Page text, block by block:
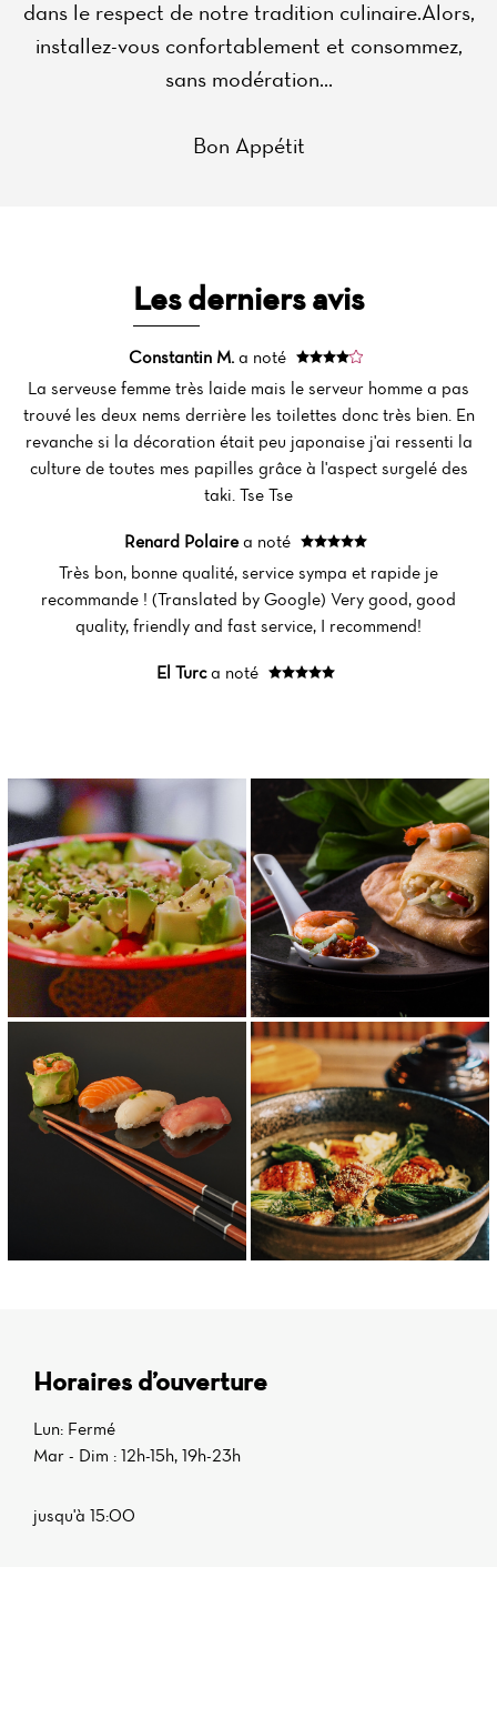
dans le respect de notre tradition culinaire.Alors,
installez-vous confortablement et consommez,
sans modération...
Bon Appétit
Les derniers avis
Constantin M. a noté
La serveuse femme très laide mais le serveur homme a pas
trouvé les deux nems derrière les toilettes donc très bien. En
revanche si la décoration était peu japonaise j'ai ressenti la
culture de toutes mes papilles grâce à l'aspect surgelé des
taki. Tse Tse
Renard Polairea noté
Très bon, bonne qualité, service sympa et rapide je
recommande ! (Translated by Google) Very good, good
quality, friendly and fast service, I recommend!
El Turca noté
Horaires d’ouverture
Lun: Fermé
Mar - Dim : 12h-15h, 19h-23h
jusqu'à 15:00
Accueil
Actualités